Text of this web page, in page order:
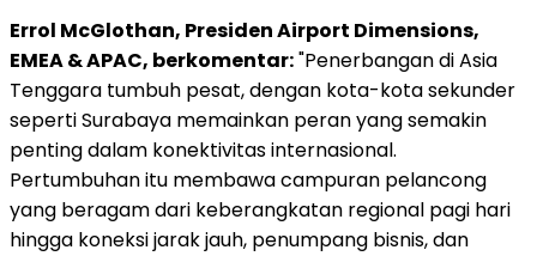
Errol McGlothan, Presiden Airport Dimensions,
EMEA & APAC, berkomentar:"Penerbangan di Asia
Tenggara tumbuh pesat, dengan kota-kota sekunder
seperti Surabaya memainkan peran yang semakin
penting dalam konektivitas internasional.
Pertumbuhan itu membawa campuran pelancong
yang beragam dari keberangkatan regional pagi hari
hingga koneksi jarak jauh, penumpang bisnis, dan